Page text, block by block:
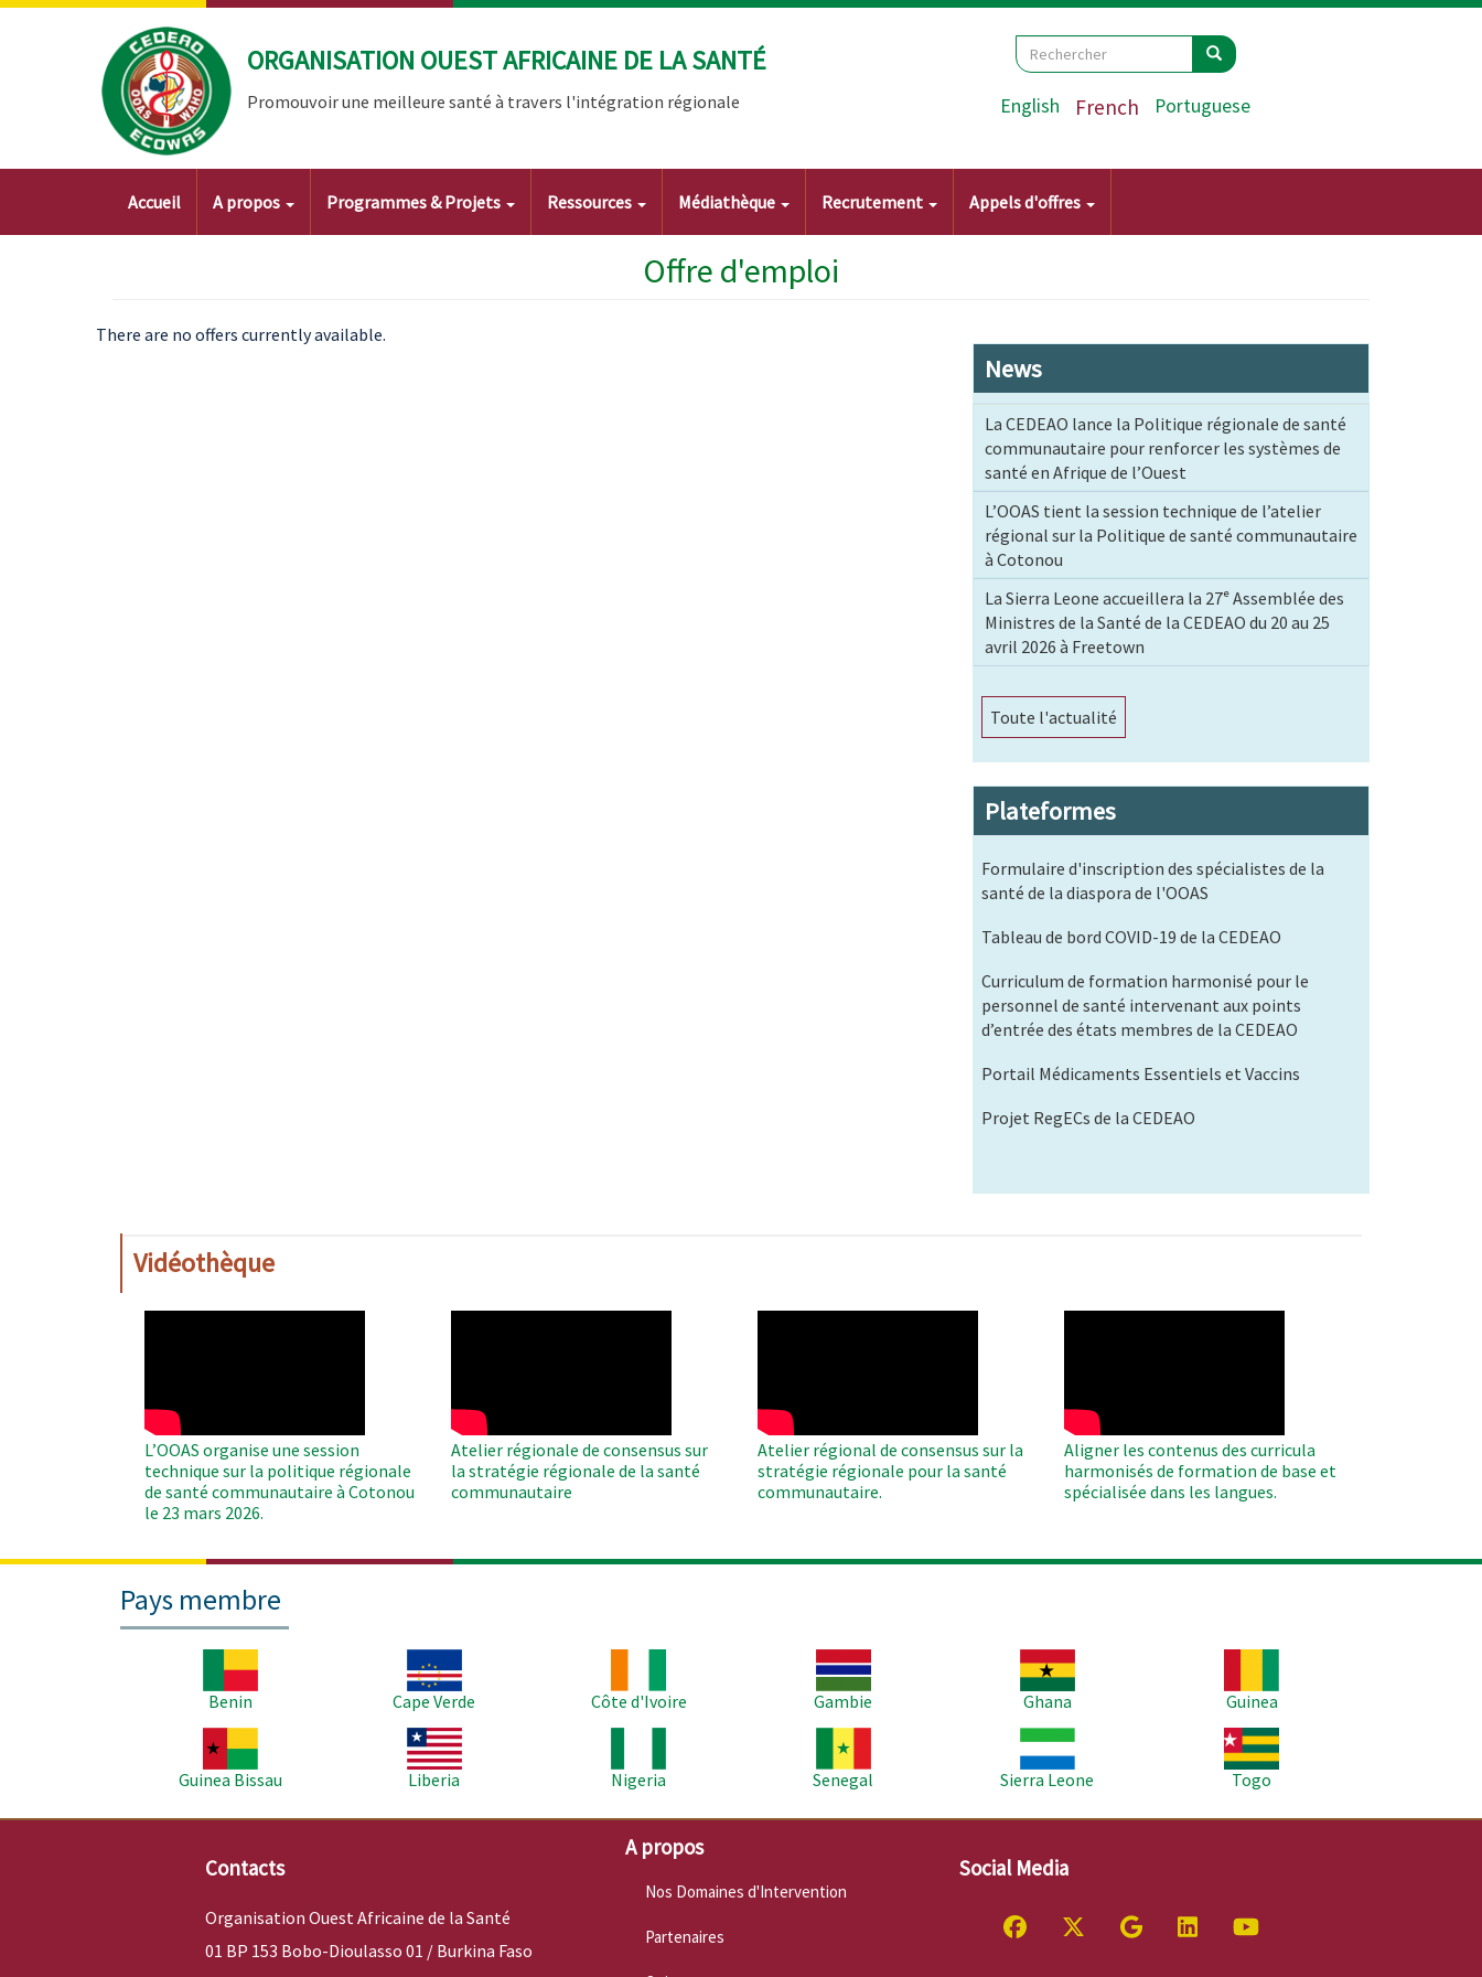
Aller
ORGANISATION OUEST AFRICAINE DE LA SANTÉ
Promouvoir une meilleure santé à travers l'intégration régionale
Search
Rechercher Rechercher
English French Portuguese
Main
navigation
Accueil A propos Programmes & Projets Ressources Médiathèque Recrutement Appels d'offres
Offre d'emploi
There are no offers currently available.
News
La CEDEAO lance la Politique régionale de santé
communautaire pour renforcer les systèmes de
santé en Afrique de l’Ouest
L’OOAS tient la session technique de l’atelier
régional sur la Politique de santé communautaire
à Cotonou
La Sierra Leone accueillera la 27ᵉ Assemblée des
Ministres de la Santé de la CEDEAO du 20 au 25
avril 2026 à Freetown
Toute l'actualité
Plateformes
Formulaire d'inscription des spécialistes de la
santé de la diaspora de l'OOAS
Tableau de bord COVID-19 de la CEDEAO
Curriculum de formation harmonisé pour le
personnel de santé intervenant aux points
d’entrée des états membres de la CEDEAO
Portail Médicaments Essentiels et Vaccins
Projet RegECs de la CEDEAO
Vidéothèque
L’OOAS organise une session
technique sur la politique régionale
de santé communautaire à Cotonou
le 23 mars 2026.
Atelier régionale de consensus sur
la stratégie régionale de la santé
communautaire
Atelier régional de consensus sur la
stratégie régionale pour la santé
communautaire.
Aligner les contenus des curricula
harmonisés de formation de base et
spécialisée dans les langues.
Pays membre
Benin
Cape Verde
Côte d'Ivoire
Gambie
Ghana
Guinea
Guinea Bissau
Liberia
Nigeria
Senegal
Sierra Leone
Togo
Contacts
Organisation Ouest Africaine de la Santé
01 BP 153 Bobo-Dioulasso 01 / Burkina Faso
A propos
Nos Domaines d'Intervention
Partenaires
Social Media